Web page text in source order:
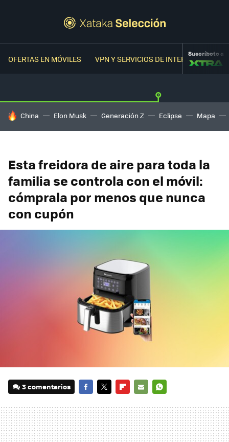
OFERTAS EN MÓVILES VPN Y SERVICIOS DE INTERNETSuscríbete a
HOY SE HABLA DE
China Elon Musk Generación Z Eclipse Mapa
Esta freidora de aire para toda la
familia se controla con el móvil:
cómprala por menos que nunca
con cupón
3 comentarios
MAIL